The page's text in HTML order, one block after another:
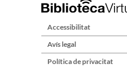
Accessibilitat
Avís legal
Política de privacitat